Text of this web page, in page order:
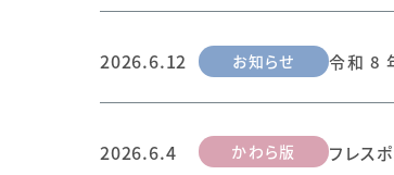
2026.6.12 お知らせ 令和 8
2026.6.4 かわら版 フレス